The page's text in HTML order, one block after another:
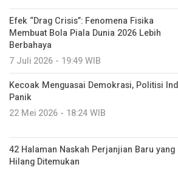
Efek “Drag Crisis”: Fenomena Fisika
Membuat Bola Piala Dunia 2026 Lebih
Berbahaya
7 Juli 2026 - 19:49 WIB
Kecoak Menguasai Demokrasi, Politisi
Panik
22 Mei 2026 - 18:24 WIB
42 Halaman Naskah Perjanjian Baru yang
Hilang Ditemukan